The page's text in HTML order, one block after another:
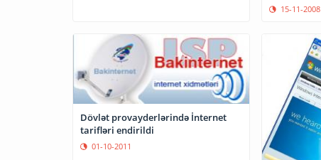
15-11-2008
Dövlət provayderlərində İnternet
tarifləri endirildi
01-10-2011